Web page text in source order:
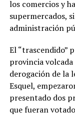
los comercios y
supermercados,
administración
El “trascendido”
provincia
derogación de la
Esquel,
presentado dos
que fueran